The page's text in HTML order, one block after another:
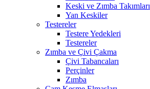
Keski ve Zımba Takımları
Yan Keskiler
Testereler
Testere Yedekleri
Testereler
Zımba ve Çivi Çakma
Çivi Tabancaları
Perçinler
Zımba